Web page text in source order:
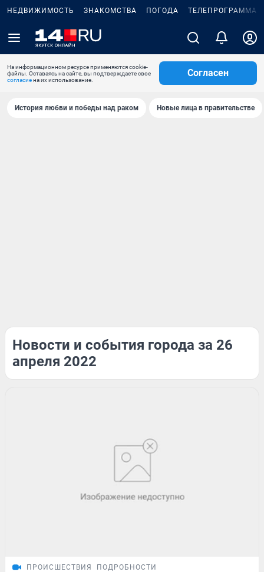
НЕДВИЖИМОСТЬ ЗНАКОМСТВА ПОГОДА ТЕЛЕПРОГРАММА
На информационном ресурсе применяются cookie-
файлы. Оставаясь на сайте, вы подтверждаете свое
согласиена их использование.
Согласен
История любви и победы над раком Новые лица в правительстве
Новости и события города за 26
апреля 2022
ПРОИСШЕСТВИЯ ПОДРОБНОСТИ